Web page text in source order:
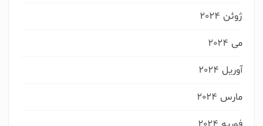
ژوئن 2024
می 2024
آوریل 2024
مارس 2024